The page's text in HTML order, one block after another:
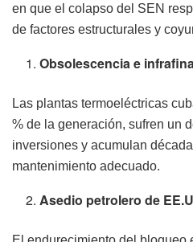
en que el colapso del SEN
de factores estructurales y
Obsolescencia e
Las plantas termoeléctricas
% de la generación, sufren un
inversiones y acumulan
mantenimiento adecuado.
Asedio petrolero de